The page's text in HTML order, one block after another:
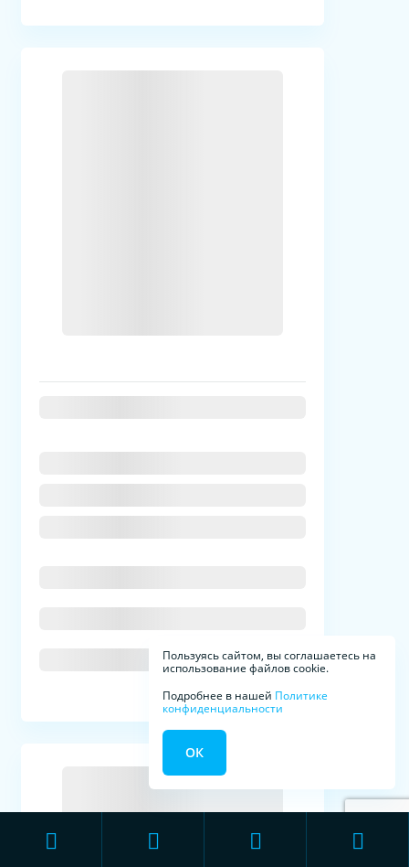
Пользуясь сайтом, вы соглашаетесь на
использование файлов cookie.
Подробнее в нашей Политике
конфиденциальности
ОК